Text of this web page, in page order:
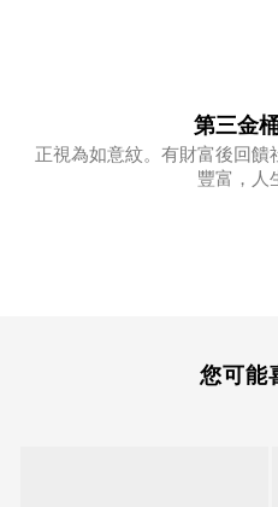
第三金
正視為如意紋。有財富後回
豐富，人
您可能